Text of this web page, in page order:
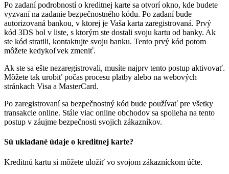
Po zadaní podrobností o kreditnej karte sa otvorí okno, kde budete
vyzvaní na zadanie bezpečnostného kódu. Po zadaní bude
autorizovaná bankou, v ktorej je Vaša karta zaregistrovaná. Prvý
kód 3DS bol v liste, s ktorým ste dostali svoju kartu od banky. Ak
ste kód stratili, kontaktujte svoju banku. Tento prvý kód potom
môžete kedykoľvek zmeniť.
Ak ste sa ešte nezaregistrovali, musíte najprv tento postup aktivovať.
Môžete tak urobiť počas procesu platby alebo na webových
stránkach Visa a MasterCard.
Po zaregistrovaní sa bezpečnostný kód bude používať pre všetky
transakcie online. Stále viac online obchodov sa spolieha na tento
postup v záujme bezpečnosti svojich zákazníkov.
Sú ukladané údaje o kreditnej karte?
Kreditnú kartu si môžete uložiť vo svojom zákazníckom účte.